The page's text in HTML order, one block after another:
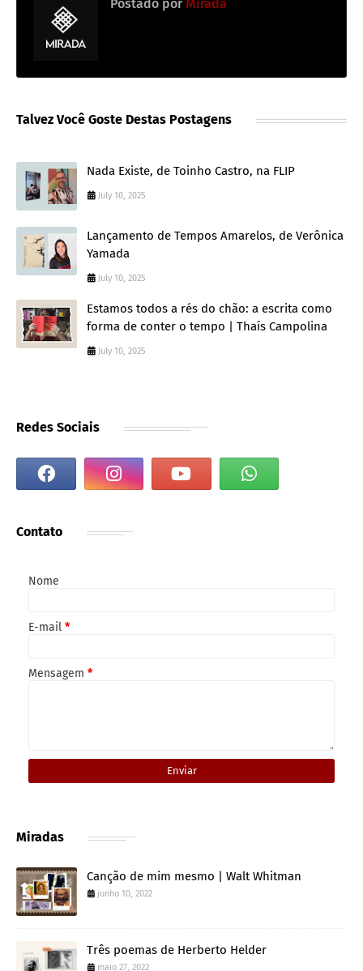
Postado por Mirada
Talvez Você Goste Destas Postagens
Nada Existe, de Toinho Castro, na FLIP
July 10, 2025
Lançamento de Tempos Amarelos, de Verônica
Yamada
July 10, 2025
Estamos todos a rés do chão: a escrita como
forma de conter o tempo | Thaís Campolina
July 10, 2025
Redes Sociais
Contato
Nome
E-mail *
Mensagem *
Miradas
Canção de mim mesmo | Walt Whitman
junho 10, 2022
Três poemas de Herberto Helder
maio 27, 2022